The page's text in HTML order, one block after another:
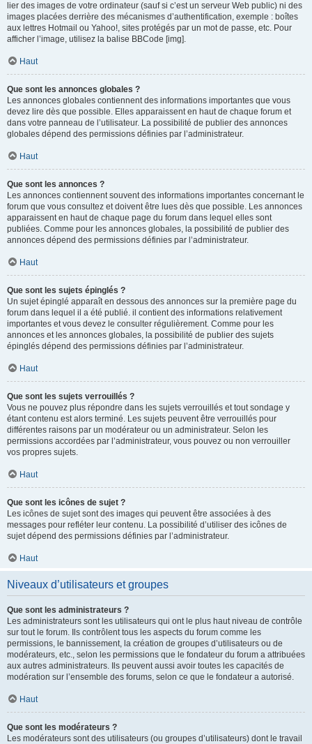
lier des images de votre ordinateur (sauf si c’est un serveur Web public) ni des
images placées derrière des mécanismes d’authentification, exemple : boîtes
aux lettres Hotmail ou Yahoo!, sites protégés par un mot de passe, etc. Pour
afficher l’image, utilisez la balise BBCode [img].
Haut
Que sont les annonces globales ?
Les annonces globales contiennent des informations importantes que vous
devez lire dès que possible. Elles apparaissent en haut de chaque forum et
dans votre panneau de l’utilisateur. La possibilité de publier des annonces
globales dépend des permissions définies par l’administrateur.
Haut
Que sont les annonces ?
Les annonces contiennent souvent des informations importantes concernant le
forum que vous consultez et doivent être lues dès que possible. Les annonces
apparaissent en haut de chaque page du forum dans lequel elles sont
publiées. Comme pour les annonces globales, la possibilité de publier des
annonces dépend des permissions définies par l’administrateur.
Haut
Que sont les sujets épinglés ?
Un sujet épinglé apparaît en dessous des annonces sur la première page du
forum dans lequel il a été publié. il contient des informations relativement
importantes et vous devez le consulter régulièrement. Comme pour les
annonces et les annonces globales, la possibilité de publier des sujets
épinglés dépend des permissions définies par l’administrateur.
Haut
Que sont les sujets verrouillés ?
Vous ne pouvez plus répondre dans les sujets verrouillés et tout sondage y
étant contenu est alors terminé. Les sujets peuvent être verrouillés pour
différentes raisons par un modérateur ou un administrateur. Selon les
permissions accordées par l’administrateur, vous pouvez ou non verrouiller
vos propres sujets.
Haut
Que sont les icônes de sujet ?
Les icônes de sujet sont des images qui peuvent être associées à des
messages pour refléter leur contenu. La possibilité d’utiliser des icônes de
sujet dépend des permissions définies par l’administrateur.
Haut
Niveaux d’utilisateurs et groupes
Que sont les administrateurs ?
Les administrateurs sont les utilisateurs qui ont le plus haut niveau de contrôle
sur tout le forum. Ils contrôlent tous les aspects du forum comme les
permissions, le bannissement, la création de groupes d’utilisateurs ou de
modérateurs, etc., selon les permissions que le fondateur du forum a attribuées
aux autres administrateurs. Ils peuvent aussi avoir toutes les capacités de
modération sur l’ensemble des forums, selon ce que le fondateur a autorisé.
Haut
Que sont les modérateurs ?
Les modérateurs sont des utilisateurs (ou groupes d’utilisateurs) dont le travail